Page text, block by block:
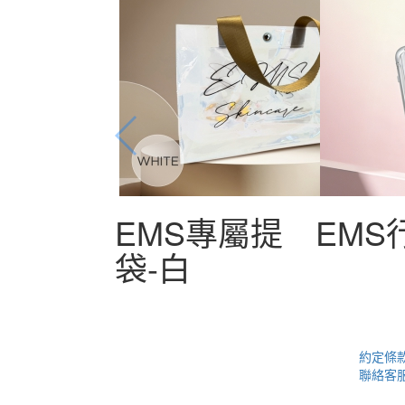
EMS專屬提
袋-白
EMS
約定條
聯絡客